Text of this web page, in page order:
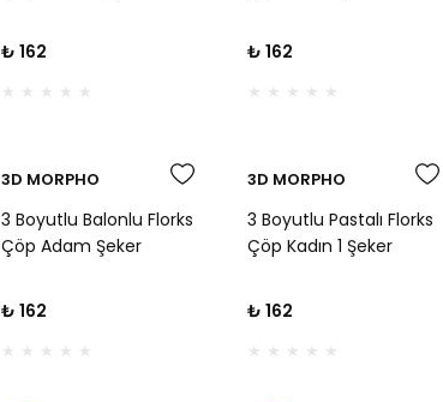
Kalıbı - Eğlenceli Doğum
Günü ve Mizahi
Kurabiyeler İçin
₺ 162
Kalıbı - Eğlenceli Doğum
Günü, Kutlama ve Mizahi
Kurabiyeler İçin
₺ 162
3D MORPHO
3 Boyutlu Balonlu Florks
Çöp Adam Şeker
Kalıbı - Eğlenceli Doğum
Günü, Parti ve Mizahi
Kurabiyeler İçin
₺ 162
3D MORPHO
3 Boyutlu Pastalı Florks
Çöp Kadın 1 Şeker
Kalıbı - Eğlenceli Doğum
Günü ve Mizahi
Kurabiyeler İçin
₺ 162